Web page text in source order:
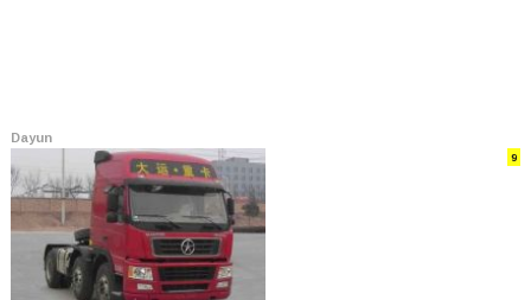
Dayun
9